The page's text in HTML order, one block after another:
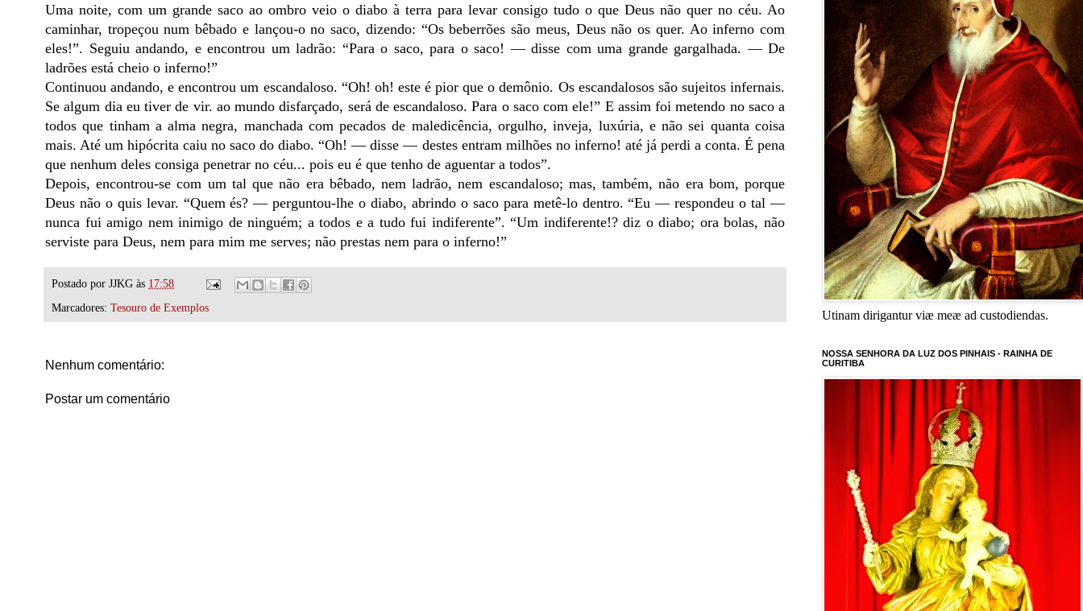
Uma noite, com um grande saco ao ombro veio o diabo à terra para levar consigo tudo o que Deus não quer no céu. Ao
caminhar, tropeçou num bêbado e lançou-o no saco, dizendo: “Os beberrões são meus, Deus não os quer. Ao inferno com
eles!”. Seguiu andando, e encontrou um ladrão: “Para o saco, para o saco! — disse com uma grande gargalhada. — De
ladrões está cheio o inferno!”
Continuou andando, e encontrou um escandaloso. “Oh! oh! este é pior que o demônio. Os escandalosos são sujeitos infernais.
Se algum dia eu tiver de vir. ao mundo disfarçado, será de escandaloso. Para o saco com ele!” E assim foi metendo no saco a
todos que tinham a alma negra, manchada com pecados de maledicência, orgulho, inveja, luxúria, e não sei quanta coisa
mais. Até um hipócrita caiu no saco do diabo. “Oh! — disse — destes entram milhões no inferno! até já perdi a conta. É pena
que nenhum deles consiga penetrar no céu... pois eu é que tenho de aguentar a todos”.
Depois, encontrou-se com um tal que não era bêbado, nem ladrão, nem escandaloso; mas, também, não era bom, porque
Deus não o quis levar. “Quem és? — perguntou-lhe o diabo, abrindo o saco para metê-lo dentro. “Eu — respondeu o tal —
nunca fui amigo nem inimigo de ninguém; a todos e a tudo fui indiferente”. “Um indiferente!? diz o diabo; ora bolas, não
serviste para Deus, nem para mim me serves; não prestas nem para o inferno!”
Postado por JJKG às 17:58
Marcadores: Tesouro de Exemplos
Nenhum comentário:
Postar um comentário
Utinam dirigantur viæ meæ ad custodiendas.
NOSSA SENHORA DA LUZ DOS PINHAIS - RAINHA DE
CURITIBA